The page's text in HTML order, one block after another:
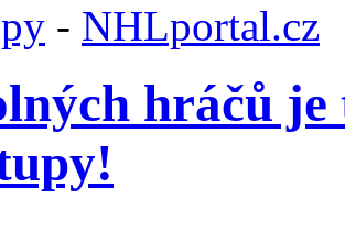
- NHLportal.cz
hráčů je